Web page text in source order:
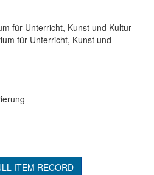
für Unterricht, Kunst und Kultur
für Unterricht, Kunst und
ITEM RECORD